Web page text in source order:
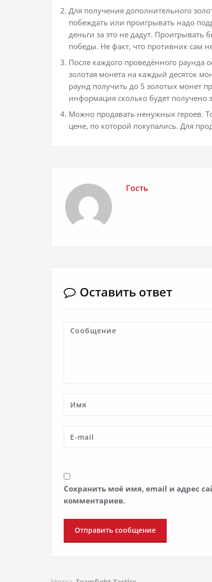
Для получения дополнительного
побеждать или проигрывать надо
деньги за это не дадут. Проигрывать
победы. Не факт, что противник сам
После каждого проведённого раунда
золотая монета на каждый десяток
раунд получить до 5 золотых монет
информация сколько будет получено
Можно продавать ненужных героев.
цене, по которой покупались. Для
Гость
Оставить ответ
Сохранить моё имя, email и адрес
комментариев.